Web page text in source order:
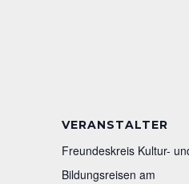
VERANSTALTER
Freundeskreis Kultur-
Bildungsreisen am